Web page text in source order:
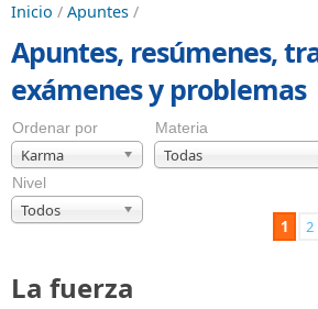
Inicio / Apuntes /
Apuntes, resúmenes,
exámenes y problemas
Ordenar por
Karma
Materia
Todas
Nivel
Todos
1 2
La fuerza